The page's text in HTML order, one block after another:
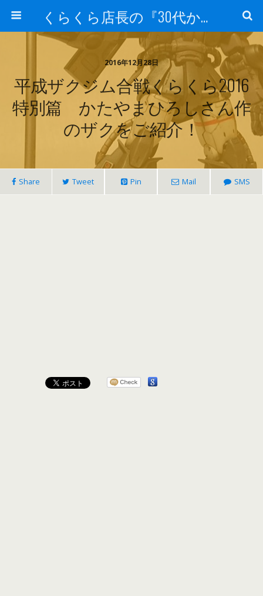
くらくら店長の『30代からのガンプラ工作』
2016年12月28日
平成ザクジム合戦くらくら2016
特別篇 かたやまひろしさん作
のザクをご紹介！
Share Tweet Pin Mail SMS